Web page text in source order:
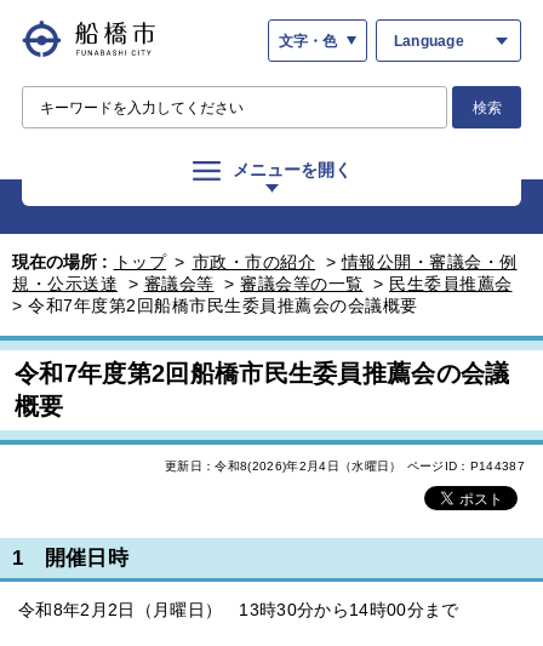
文字・色 Language
検索
メニューを開く
現在の場所 : トップ > 市政・市の紹介 >情報公開・審議会・例
規・公示送達
> 審議会等 > 審議会等の一覧 > 民生委員推薦会
> 令和7年度第2回船橋市民生委員推薦会の会議概要
令和7年度第2回船橋市民生委員推薦会の会議
概要
更新日：令和8(2026)年2月4日（水曜日） ページID：P144387
1 開催日時
令和8年2月2日（月曜日） 13時30分から14時00分まで